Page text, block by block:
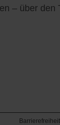
– über den
Barrierefreiheit